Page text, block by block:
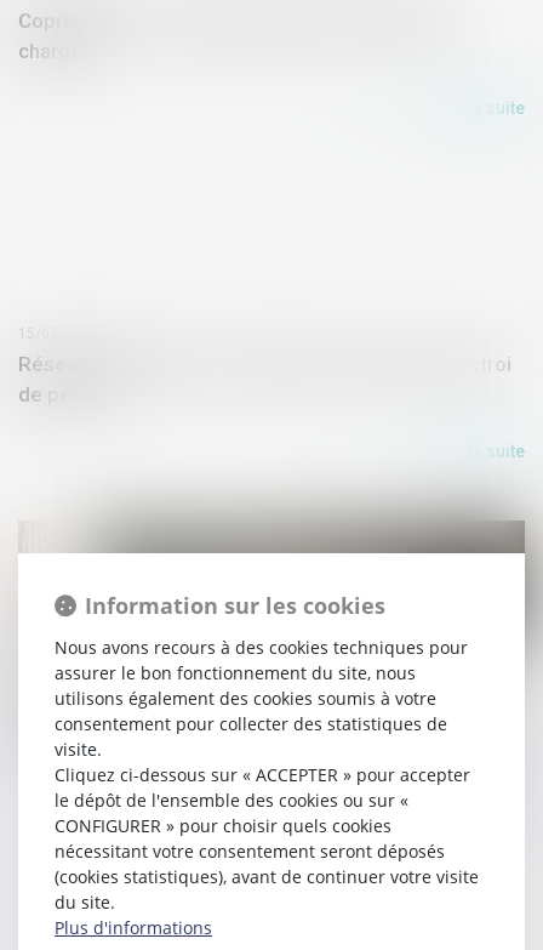
Copropriété : mandat du syndicat secondaire et
charges
Lire la suite
Réseaux électriques : accélérer le processus d'octroi
de permis
15/07/2026
Lire la suite
L’AG de copropriété convoquée par un syndic dont le
mandat a été rétroactivement annulé est annulable
15/07/2026
Information sur les cookies
Nous avons recours à des cookies techniques pour
assurer le bon fonctionnement du site, nous
utilisons également des cookies soumis à votre
consentement pour collecter des statistiques de
visite.
Cliquez ci-dessous sur « ACCEPTER » pour accepter
le dépôt de l'ensemble des cookies ou sur «
CONFIGURER » pour choisir quels cookies
nécessitant votre consentement seront déposés
(cookies statistiques), avant de continuer votre visite
du site.
Plus d'informations